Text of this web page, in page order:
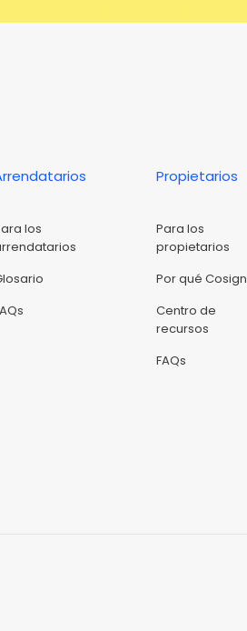
los
Propietarios
Para los
propietarios
Por qué Cosign
Centro de
recursos
FAQs